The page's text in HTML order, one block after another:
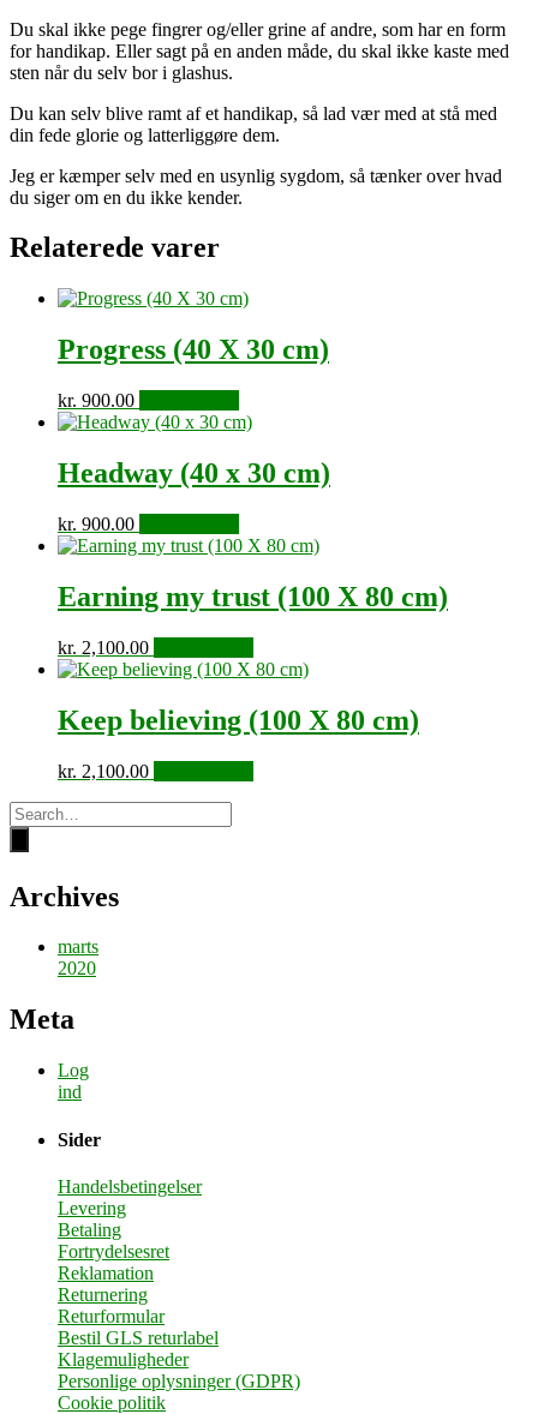
Du skal ikke pege fingrer og/eller grine af andre, som har en form
for handikap. Eller sagt på en anden måde, du skal ikke kaste med
sten når du selv bor i glashus.
Du kan selv blive ramt af et handikap, så lad vær med at stå med
din fede glorie og latterliggøre dem.
Jeg er kæmper selv med en usynlig sygdom, så tænker over hvad
du siger om en du ikke kender.
Relaterede varer
Progress (40 X 30 cm)
kr. 900.00
Headway (40 x 30 cm)
kr. 900.00
Earning my trust (100 X 80 cm)
kr. 2,100.00
Keep believing (100 X 80 cm)
kr. 2,100.00
Archives
marts
2020
Meta
Log
ind
Sider
Handelsbetingelser
Levering
Betaling
Fortrydelsesret
Reklamation
Returnering
Returformular
Bestil GLS returlabel
Klagemuligheder
Personlige oplysninger (GDPR)
Cookie politik